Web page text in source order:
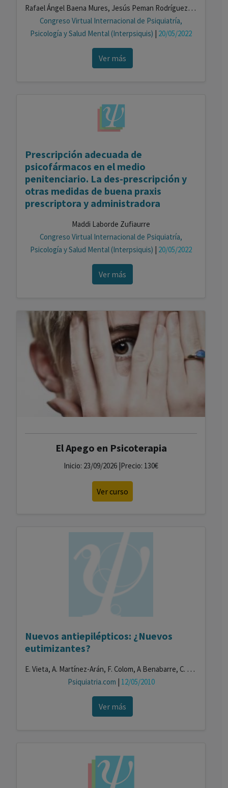
Rafael Ángel Baena Mures, Jesús Peman Rodríguez, Marta Pérez Lombardo, Iñigo Alberdi Páramo
Congreso Virtual Internacional de Psiquiatría,
Psicología y Salud Mental (Interpsiquis) | 20/05/2022
Ver más
Prescripción adecuada de
psicofármacos en el medio
penitenciario. La des-prescripción y
otras medidas de buena praxis
prescriptora y administradora
Maddi Laborde Zufiaurre
Congreso Virtual Internacional de Psiquiatría,
Psicología y Salud Mental (Interpsiquis) | 20/05/2022
Ver más
El Apego en Psicoterapia
Inicio: 23/09/2026 |Precio: 130€
Ver curso
Nuevos antiepilépticos: ¿Nuevos
eutimizantes?
E. Vieta, A. Martínez-Arán, F. Colom, A Benabarre, C. Gastó
Psiquiatria.com | 12/05/2010
Ver más